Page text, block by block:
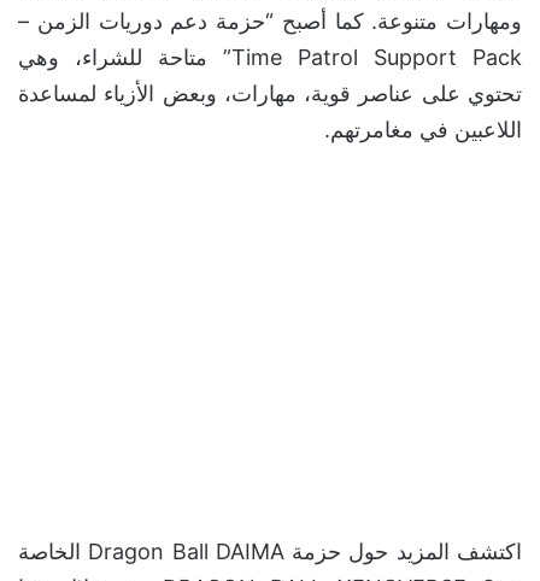
ومهارات متنوعة. كما أصبح “حزمة دعم دوريات الزمن –
Time Patrol Support Pack” متاحة للشراء، وهي
تحتوي على عناصر قوية، مهارات، وبعض الأزياء لمساعدة
اللاعبين في مغامرتهم.
اكتشف المزيد حول حزمة Dragon Ball DAIMA الخاصة